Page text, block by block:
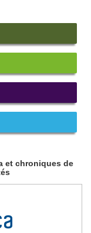
et chroniques de